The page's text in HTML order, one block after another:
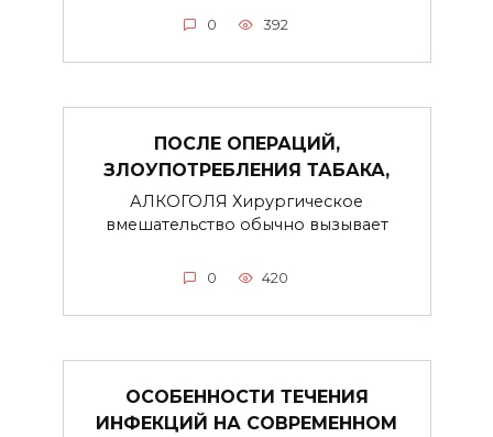
0 392
ПОСЛЕ ОПЕРАЦИЙ,
ЗЛОУПОТРЕБЛЕНИЯ ТАБАКА,
АЛКОГОЛЯ Хирургическое
вмешательство обычно вызывает
0 420
ОСОБЕННОСТИ ТЕЧЕНИЯ
ИНФЕКЦИЙ НА СОВРЕМЕННОМ